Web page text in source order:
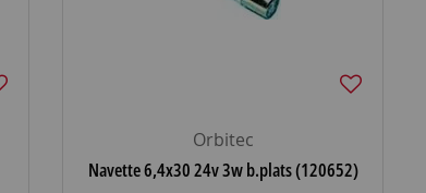
Orbitec
Navette 6,4x30 24v 3w b.plats (120652)